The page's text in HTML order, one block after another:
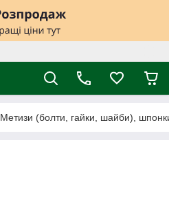
Метизи (болти, гайки, шайби),